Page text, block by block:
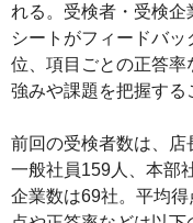
れる。受検者・受検
シートがフィードバ
位、項目ごとの正答
強みや課題を把握する
前回の受検者数は、店
一般社員159人、本部
企業数は69社。平均